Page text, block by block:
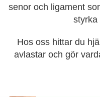
senor och ligament
styrka
Hos oss hittar du
avlastar och gör